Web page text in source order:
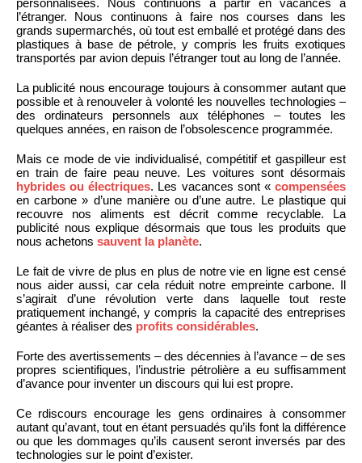
personnalisées. Nous continuons à partir en vacances à
l’étranger. Nous continuons à faire nos courses dans les
grands supermarchés, où tout est emballé et protégé dans des
plastiques à base de pétrole, y compris les fruits exotiques
transportés par avion depuis l’étranger tout au long de l’année.
La publicité nous encourage toujours à consommer autant que
possible et à renouveler à volonté les nouvelles technologies –
des ordinateurs personnels aux téléphones – toutes les
quelques années, en raison de l’obsolescence programmée.
Mais ce mode de vie individualisé, compétitif et gaspilleur est
en train de faire peau neuve. Les voitures sont désormais
hybrides ou électriques. Les vacances sont «compensées
en carbone » d’une manière ou d’une autre. Le plastique qui
recouvre nos aliments est décrit comme recyclable. La
publicité nous explique désormais que tous les produits que
nous achetons sauvent la planète.
Le fait de vivre de plus en plus de notre vie en ligne est censé
nous aider aussi, car cela réduit notre empreinte carbone. Il
s’agirait d’une révolution verte dans laquelle tout reste
pratiquement inchangé, y compris la capacité des entreprises
géantes à réaliser des profits considérables.
Forte des avertissements – des décennies à l’avance – de ses
propres scientifiques, l’industrie pétrolière a eu suffisamment
d’avance pour inventer un discours qui lui est propre.
Ce rdiscours encourage les gens ordinaires à consommer
autant qu’avant, tout en étant persuadés qu’ils font la différence
ou que les dommages qu’ils causent seront inversés par des
technologies sur le point d’exister.